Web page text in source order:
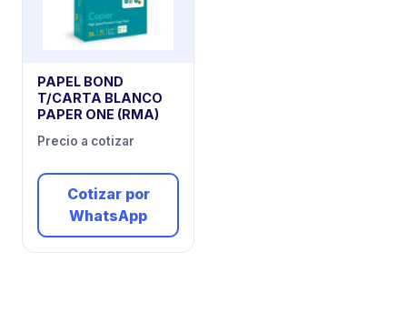
PAPEL BOND
T/CARTA BLANCO
PAPER ONE (RMA)
Precio a cotizar
Cotizar por
WhatsApp